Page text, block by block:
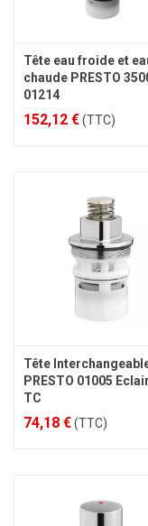
Tête eau froide et
chaude PRESTO
01214
152,12 €(TTC)
Tête
PRESTO 01005 Eclair
TC
74,18 €(TTC)